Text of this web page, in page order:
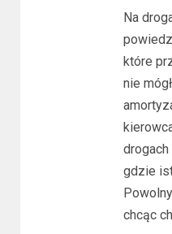
Na
które
nie
gdzie
chcąc